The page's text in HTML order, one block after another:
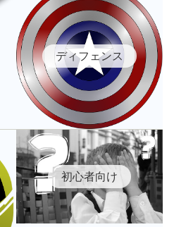
ディフェンス
初心者向け